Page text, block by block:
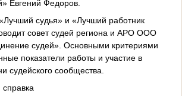
Евгений Федоров.
судья» и «Лучший работник
совет судей региона и АРО ООО
судей». Основными критериями
показатели работы и участие в
судейского сообщества.